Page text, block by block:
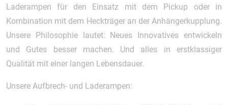
Laderampen für den Einsatz mit dem Pickup oder in
Kombination mit dem Heckträger an der Anhängerkupplung.
Unsere Philosophie lautet: Neues Innovatives entwickeln
und Gutes besser machen. Und alles in erstklassiger
Qualität mit einer langen Lebensdauer.
Unsere Aufbrech- und Laderampen: